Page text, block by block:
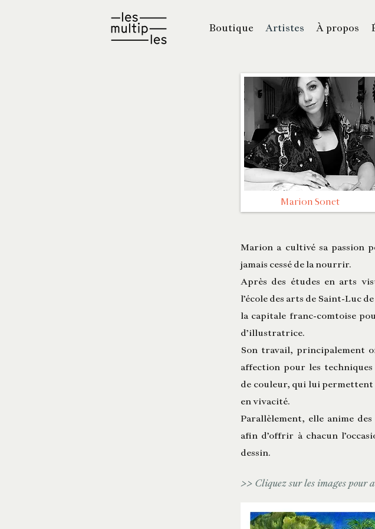
Boutique Artistes À propos
Marion Sonet
Marion a cultivé sa passion
jamais cessé de la nourrir.
Après des études en arts
l’école des arts de Saint-Luc
la capitale franc-comtoise
d’illustratrice.
Son travail, principalement
affection pour les
de couleur, qui lui permettent
en vivacité.
Parallèlement, elle anime
afin d’offrir à chacun
dessin.
>> Cliquez sur les images pour